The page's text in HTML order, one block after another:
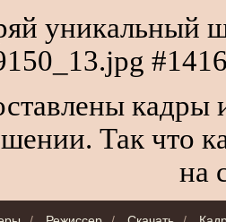
уникальный
кадры
Так что
на